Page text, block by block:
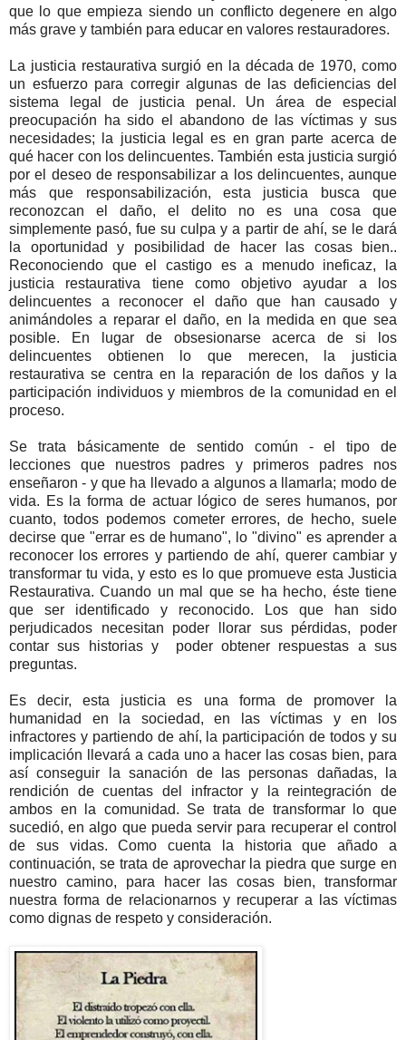
que lo que empieza siendo un conflicto degenere en algo
más grave y también para educar en valores restauradores.
La justicia restaurativa surgió en la década de 1970, como
un esfuerzo para corregir algunas de las deficiencias del
sistema legal de justicia penal. Un área de especial
preocupación ha sido el abandono de las víctimas y sus
necesidades; la justicia legal es en gran parte acerca de
qué hacer con los delincuentes. También esta justicia surgió
por el deseo de responsabilizar a los delincuentes, aunque
más que responsabilización, esta justicia busca que
reconozcan el daño, el delito no es una cosa que
simplemente pasó, fue su culpa y a partir de ahí, se le dará
la oportunidad y posibilidad de hacer las cosas bien..
Reconociendo que el castigo es a menudo ineficaz, la
justicia restaurativa tiene como objetivo ayudar a los
delincuentes a reconocer el daño que han causado y
animándoles a reparar el daño, en la medida en que sea
posible. En lugar de obsesionarse acerca de si los
delincuentes obtienen lo que merecen, la justicia
restaurativa se centra en la reparación de los daños y la
participación individuos y miembros de la comunidad en el
proceso.
Se trata básicamente de sentido común - el tipo de
lecciones que nuestros padres y primeros padres nos
enseñaron - y que ha llevado a algunos a llamarla; modo de
vida. Es la forma de actuar lógico de seres humanos, por
cuanto, todos podemos cometer errores, de hecho, suele
decirse que "errar es de humano", lo "divino" es aprender a
reconocer los errores y partiendo de ahí, querer cambiar y
transformar tu vida, y esto es lo que promueve esta Justicia
Restaurativa. Cuando un mal que se ha hecho, éste tiene
que ser identificado y reconocido. Los que han sido
perjudicados necesitan poder llorar sus pérdidas, poder
contar sus historias y poder obtener respuestas a sus
preguntas.
Es decir, esta justicia es una forma de promover la
humanidad en la sociedad, en las víctimas y en los
infractores y partiendo de ahí, la participación de todos y su
implicación llevará a cada uno a hacer las cosas bien, para
así conseguir la sanación de las personas dañadas, la
rendición de cuentas del infractor y la reintegración de
ambos en la comunidad. Se trata de transformar lo que
sucedió, en algo que pueda servir para recuperar el control
de sus vidas. Como cuenta la historia que añado a
continuación, se trata de aprovechar la piedra que surge en
nuestro camino, para hacer las cosas bien, transformar
nuestra forma de relacionarnos y recuperar a las víctimas
como dignas de respeto y consideración.